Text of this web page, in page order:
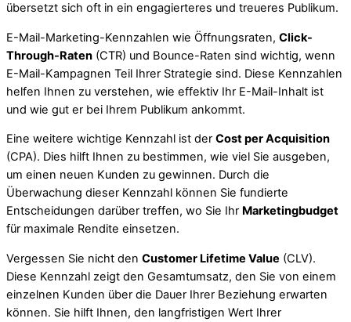
übersetzt sich oft in ein engagierteres und treueres Publikum.
E-Mail-Marketing-Kennzahlen wie Öffnungsraten, Click-
Through-Raten (CTR) und Bounce-Raten sind wichtig, wenn
E-Mail-Kampagnen Teil Ihrer Strategie sind. Diese Kennzahlen
helfen Ihnen zu verstehen, wie effektiv Ihr E-Mail-Inhalt ist
und wie gut er bei Ihrem Publikum ankommt.
Eine weitere wichtige Kennzahl ist der Cost per Acquisition
(CPA). Dies hilft Ihnen zu bestimmen, wie viel Sie ausgeben,
um einen neuen Kunden zu gewinnen. Durch die
Überwachung dieser Kennzahl können Sie fundierte
Entscheidungen darüber treffen, wo Sie Ihr Marketingbudget
für maximale Rendite einsetzen.
Vergessen Sie nicht den Customer Lifetime Value (CLV).
Diese Kennzahl zeigt den Gesamtumsatz, den Sie von einem
einzelnen Kunden über die Dauer Ihrer Beziehung erwarten
können. Sie hilft Ihnen, den langfristigen Wert Ihrer